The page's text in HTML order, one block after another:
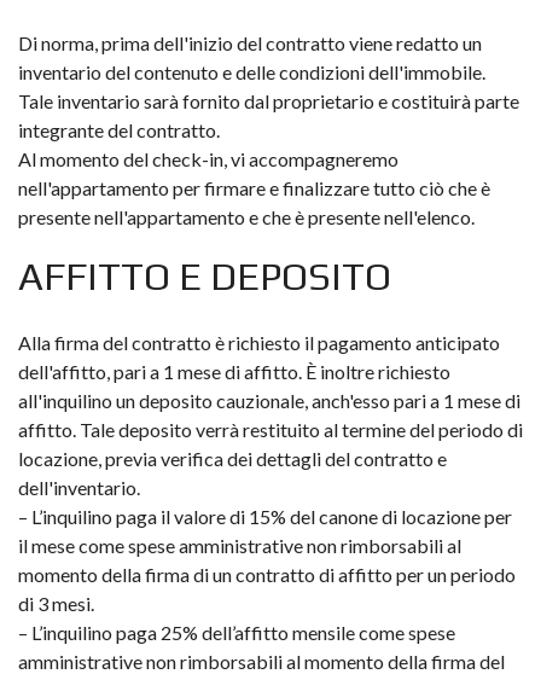
Di norma, prima dell'inizio del contratto viene redatto un
inventario del contenuto e delle condizioni dell'immobile.
Tale inventario sarà fornito dal proprietario e costituirà parte
integrante del contratto.
Al momento del check-in, vi accompagneremo
nell'appartamento per firmare e finalizzare tutto ciò che è
presente nell'appartamento e che è presente nell'elenco.
AFFITTO E DEPOSITO
Alla firma del contratto è richiesto il pagamento anticipato
dell'affitto, pari a 1 mese di affitto. È inoltre richiesto
all'inquilino un deposito cauzionale, anch'esso pari a 1 mese di
affitto. Tale deposito verrà restituito al termine del periodo di
locazione, previa verifica dei dettagli del contratto e
dell'inventario.
– L’inquilino paga il valore di 15% del canone di locazione per
il mese come spese amministrative non rimborsabili al
momento della firma di un contratto di affitto per un periodo
di 3 mesi.
– L’inquilino paga 25% dell’affitto mensile come spese
amministrative non rimborsabili al momento della firma del